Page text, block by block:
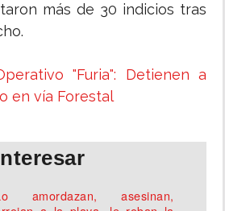
más de 30 indicios tras
"Furia": Detienen a
en vía Forestal
amordazan, asesinan,